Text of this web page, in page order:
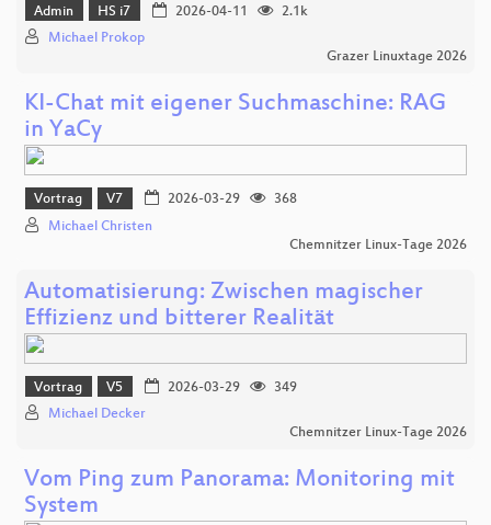
Admin HS i7 2026-04-11
2.1k
Michael Prokop
Grazer Linuxtage 2026
KI-Chat mit eigener Suchmaschine: RAG
in YaCy
Vortrag V7 2026-03-29
368
Michael Christen
Chemnitzer Linux-Tage 2026
Automatisierung: Zwischen magischer
Effizienz und bitterer Realität
Vortrag V5 2026-03-29
349
Michael Decker
Chemnitzer Linux-Tage 2026
Vom Ping zum Panorama: Monitoring mit
System